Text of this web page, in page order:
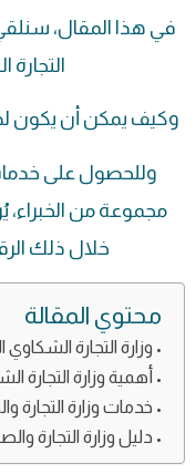
في هذا المقال،
التجارة
وكيف يمكن أن يكون
وللحصول على
مجموعة من الخبراء،
خلال ذلك
محتوي المقالة
وزارة التجارة الشكاوي
أهمية وزارة التجارة
خدمات وزارة التجارة
دليل وزارة التجارة